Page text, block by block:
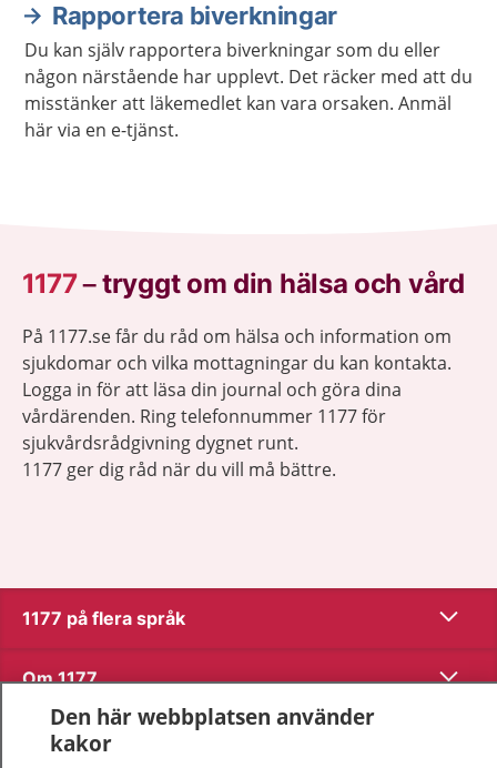
Rapportera biverkningar
Du kan själv rapportera biverkningar som du eller
någon närstående har upplevt. Det räcker med att du
misstänker att läkemedlet kan vara orsaken. Anmäl
här via en e-tjänst.
1177–tryggt om din hälsa och vård
På 1177.se får du råd om hälsa och information om
sjukdomar och vilka mottagningar du kan kontakta.
Logga in för att läsa din journal och göra dina
vårdärenden. Ring telefonnummer 1177 för
sjukvårdsrådgivning dygnet runt.
1177 ger dig råd när du vill må bättre.
1177 på flera språk Visa
Om 1177 Visa
Kontakt
Den här webbplatsen använder
kakor